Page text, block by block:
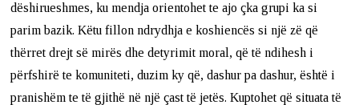
dëshirueshmes, ku mendja orientohet te ajo çka grupi ka si
parim bazik. Këtu fillon ndrydhja e koshiencës si një zë që
thërret drejt së mirës dhe detyrimit moral, që të ndihesh i
përfshirë te komuniteti, duzim ky që, dashur pa dashur, është i
pranishëm te të gjithë në një çast të jetës. Kuptohet që situata të